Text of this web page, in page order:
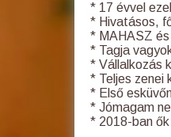
* 17 évvel
* Hivatásos,
* MAHASZ
* Tagja
* Vállalkozás
* Teljes zenei
* Első
* Jómagam
* 2018-ban